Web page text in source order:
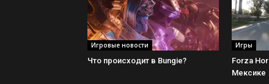
Игровые новости
Что происходит в Bungie?
Игры
Forza
Мексике